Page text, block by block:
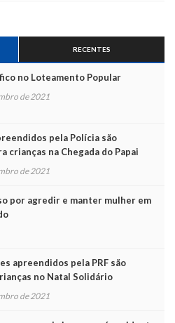
RECENTES
no Loteamento Popular
de 2021
pela Polícia são
crianças na Chegada do Papai
de 2021
por agredir e manter mulher em
apreendidos pela PRF são
no Natal Solidário
de 2021